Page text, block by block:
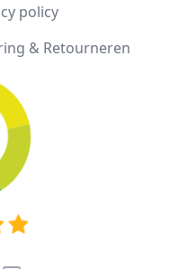
policy
& Retourneren